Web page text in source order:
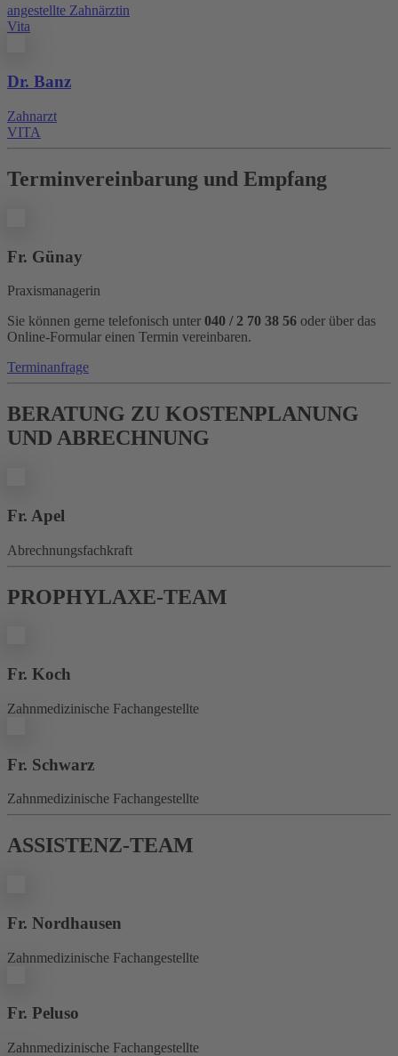
angestellte Zahnärztin
Vita
Dr. Banz
Zahnarzt
VITA
Terminvereinbarung und Empfang
Fr. Günay
Praxismanagerin
Sie können gerne telefonisch unter 040 / 2 70 38 56 oder über das
Online-Formular einen Termin vereinbaren.
Terminanfrage
BERATUNG ZU KOSTENPLANUNG
UND ABRECHNUNG
Fr. Apel
Abrechnungsfachkraft
PROPHYLAXE-TEAM
Fr. Koch
Zahnmedizinische Fachangestellte
Fr. Schwarz
Zahnmedizinische Fachangestellte
ASSISTENZ-TEAM
Fr. Nordhausen
Zahnmedizinische Fachangestellte
Fr. Peluso
Zahnmedizinische Fachangestellte